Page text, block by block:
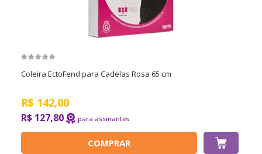
Coleira EctoFend para Cadelas Rosa 65 cm
R$ 142,00
R$ 127,80
COMPRAR